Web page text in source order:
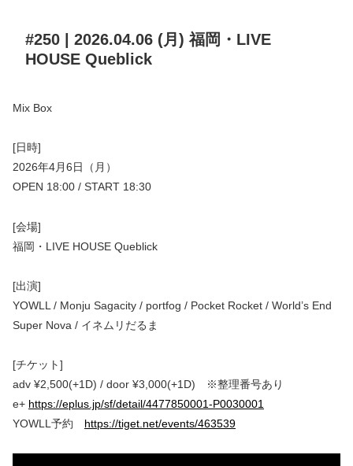
#250 | 2026.04.06 (月) 福岡・LIVE
HOUSE Queblick
Mix Box
[日時]
2026年4月6日（月）
OPEN 18:00 / START 18:30
[会場]
福岡・LIVE HOUSE Queblick
[出演]
YOWLL / Monju Sagacity / portfog / Pocket Rocket / World’s End
Super Nova / イネムリだるま
[チケット]
adv ¥2,500(+1D) / door ¥3,000(+1D) ※整理番号あり
e+ https://eplus.jp/sf/detail/4477850001-P0030001
YOWLL予約 https://tiget.net/events/463539